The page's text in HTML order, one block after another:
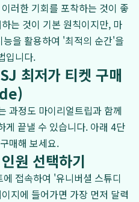
러한 기회를 포착하는 것이 좋
는 것이 기본 원칙이지만, 마
을 활용하여 '최적의 순간'을
입니다.
최저가 티켓 구매
과정도 마이리얼트립과 함께
게 끝낼 수 있습니다. 아래 4단
매해 보세요.
원 선택하기
접속하여 '유니버셜 스튜디
지에 들어가면 가장 먼저 달력